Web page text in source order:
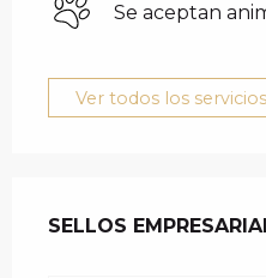
Se aceptan
Ver todos los servicios
SELLOS
SELLOS